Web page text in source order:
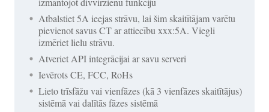
Atbalstiet 5A ieejas strāvu, lai šim skaitītājam varētu
pievienot savus CT ar attiecību xxx:5A. Viegli
izmēriet lielu strāvu.
Atveriet API integrācijai ar savu serveri
Ievērots CE, FCC, RoHs
Lieto trīsfāžu vai vienfāzes (kā 3 vienfāzes skaitītājus)
sistēmā vai dalītās fāzes sistēmā